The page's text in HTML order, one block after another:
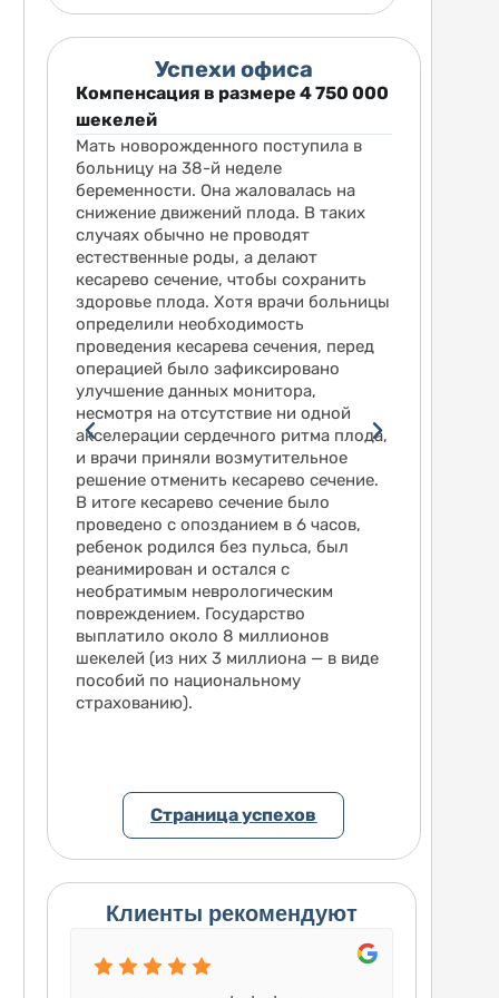
Успехи офиса
Компенсация в размере 4 750 000
шекелей
Мать новорожденного поступила в
больницу на 38-й неделе
беременности. Она жаловалась на
снижение движений плода. В таких
случаях обычно не проводят
естественные роды, а делают
кесарево сечение, чтобы сохранить
здоровье плода. Хотя врачи больницы
определили необходимость
проведения кесарева сечения, перед
операцией было зафиксировано
улучшение данных монитора,
несмотря на отсутствие ни одной
акселерации сердечного ритма плода,
и врачи приняли возмутительное
решение отменить кесарево сечение.
В итоге кесарево сечение было
проведено с опозданием в 6 часов,
ребенок родился без пульса, был
реанимирован и остался с
необратимым неврологическим
повреждением. Государство
выплатило около 8 миллионов
шекелей (из них 3 миллиона — в виде
пособий по национальному
страхованию).
Страница успехов
Клиенты рекомендуют